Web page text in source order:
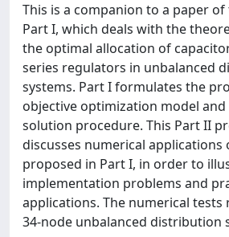
This is a companion to a paper
Part I, which deals with the
the optimal allocation of
series regulators in unbalanced
systems. Part I formulates the
objective optimization model and
solution procedure. This Part II
discusses numerical applications
proposed in Part I, in order to
implementation problems and
applications. The numerical tests
34-node unbalanced distribution